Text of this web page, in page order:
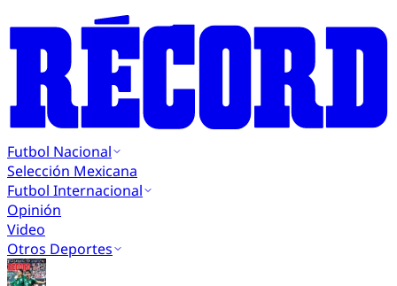
Futbol Nacional
Selección Mexicana
Futbol Internacional
Opinión
Video
Otros Deportes